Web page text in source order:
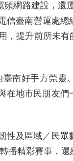
網路建設，還
臺南營運處
，提升前所未
南好手方莞靈
在地市民朋友
及區域／民
播精彩賽事，